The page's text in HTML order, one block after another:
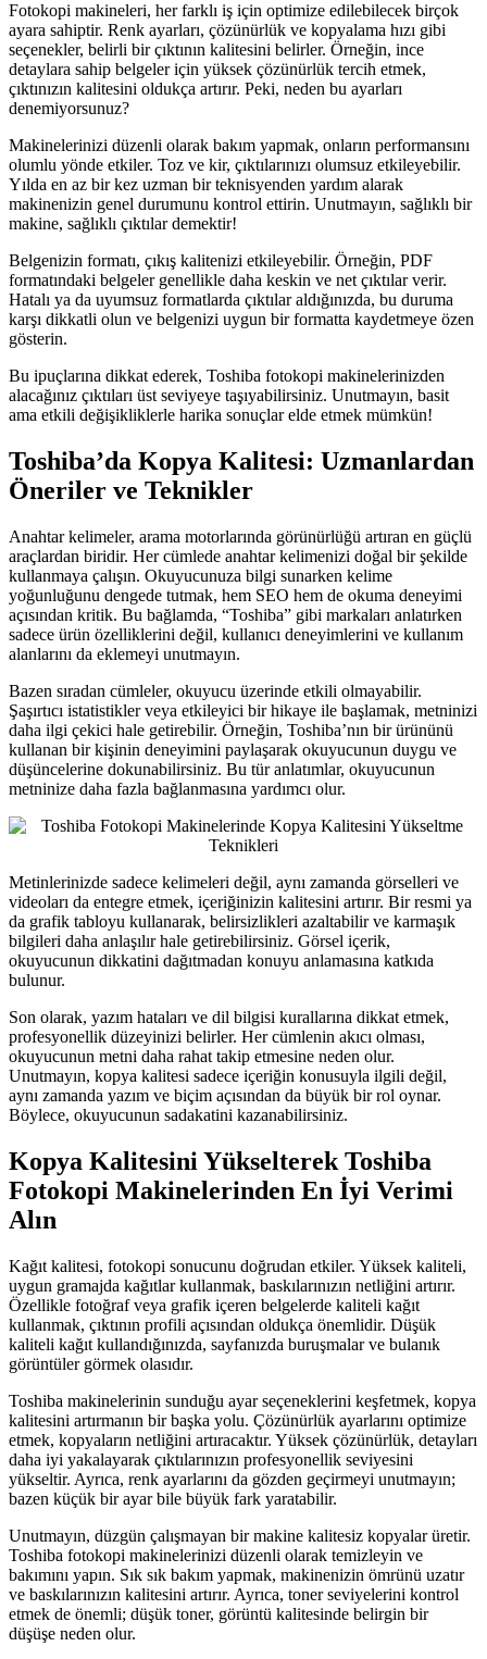
Fotokopi makineleri, her farklı iş için optimize edilebilecek birçok
ayara sahiptir. Renk ayarları, çözünürlük ve kopyalama hızı gibi
seçenekler, belirli bir çıktının kalitesini belirler. Örneğin, ince
detaylara sahip belgeler için yüksek çözünürlük tercih etmek,
çıktınızın kalitesini oldukça artırır. Peki, neden bu ayarları
denemiyorsunuz?
Makinelerinizi düzenli olarak bakım yapmak, onların performansını
olumlu yönde etkiler. Toz ve kir, çıktılarınızı olumsuz etkileyebilir.
Yılda en az bir kez uzman bir teknisyenden yardım alarak
makinenizin genel durumunu kontrol ettirin. Unutmayın, sağlıklı bir
makine, sağlıklı çıktılar demektir!
Belgenizin formatı, çıkış kalitenizi etkileyebilir. Örneğin, PDF
formatındaki belgeler genellikle daha keskin ve net çıktılar verir.
Hatalı ya da uyumsuz formatlarda çıktılar aldığınızda, bu duruma
karşı dikkatli olun ve belgenizi uygun bir formatta kaydetmeye özen
gösterin.
Bu ipuçlarına dikkat ederek, Toshiba fotokopi makinelerinizden
alacağınız çıktıları üst seviyeye taşıyabilirsiniz. Unutmayın, basit
ama etkili değişikliklerle harika sonuçlar elde etmek mümkün!
Toshiba’da Kopya Kalitesi: Uzmanlardan
Öneriler ve Teknikler
Anahtar kelimeler, arama motorlarında görünürlüğü artıran en güçlü
araçlardan biridir. Her cümlede anahtar kelimenizi doğal bir şekilde
kullanmaya çalışın. Okuyucunuza bilgi sunarken kelime
yoğunluğunu dengede tutmak, hem SEO hem de okuma deneyimi
açısından kritik. Bu bağlamda, “Toshiba” gibi markaları anlatırken
sadece ürün özelliklerini değil, kullanıcı deneyimlerini ve kullanım
alanlarını da eklemeyi unutmayın.
Bazen sıradan cümleler, okuyucu üzerinde etkili olmayabilir.
Şaşırtıcı istatistikler veya etkileyici bir hikaye ile başlamak, metninizi
daha ilgi çekici hale getirebilir. Örneğin, Toshiba’nın bir ürününü
kullanan bir kişinin deneyimini paylaşarak okuyucunun duygu ve
düşüncelerine dokunabilirsiniz. Bu tür anlatımlar, okuyucunun
metninize daha fazla bağlanmasına yardımcı olur.
Metinlerinizde sadece kelimeleri değil, aynı zamanda görselleri ve
videoları da entegre etmek, içeriğinizin kalitesini artırır. Bir resmi ya
da grafik tabloyu kullanarak, belirsizlikleri azaltabilir ve karmaşık
bilgileri daha anlaşılır hale getirebilirsiniz. Görsel içerik,
okuyucunun dikkatini dağıtmadan konuyu anlamasına katkıda
bulunur.
Son olarak, yazım hataları ve dil bilgisi kurallarına dikkat etmek,
profesyonellik düzeyinizi belirler. Her cümlenin akıcı olması,
okuyucunun metni daha rahat takip etmesine neden olur.
Unutmayın, kopya kalitesi sadece içeriğin konusuyla ilgili değil,
aynı zamanda yazım ve biçim açısından da büyük bir rol oynar.
Böylece, okuyucunun sadakatini kazanabilirsiniz.
Kopya Kalitesini Yükselterek Toshiba
Fotokopi Makinelerinden En İyi Verimi
Alın
Kağıt kalitesi, fotokopi sonucunu doğrudan etkiler. Yüksek kaliteli,
uygun gramajda kağıtlar kullanmak, baskılarınızın netliğini artırır.
Özellikle fotoğraf veya grafik içeren belgelerde kaliteli kağıt
kullanmak, çıktının profili açısından oldukça önemlidir. Düşük
kaliteli kağıt kullandığınızda, sayfanızda buruşmalar ve bulanık
görüntüler görmek olasıdır.
Toshiba makinelerinin sunduğu ayar seçeneklerini keşfetmek, kopya
kalitesini artırmanın bir başka yolu. Çözünürlük ayarlarını optimize
etmek, kopyaların netliğini artıracaktır. Yüksek çözünürlük, detayları
daha iyi yakalayarak çıktılarınızın profesyonellik seviyesini
yükseltir. Ayrıca, renk ayarlarını da gözden geçirmeyi unutmayın;
bazen küçük bir ayar bile büyük fark yaratabilir.
Unutmayın, düzgün çalışmayan bir makine kalitesiz kopyalar üretir.
Toshiba fotokopi makinelerinizi düzenli olarak temizleyin ve
bakımını yapın. Sık sık bakım yapmak, makinenizin ömrünü uzatır
ve baskılarınızın kalitesini artırır. Ayrıca, toner seviyelerini kontrol
etmek de önemli; düşük toner, görüntü kalitesinde belirgin bir
düşüşe neden olur.